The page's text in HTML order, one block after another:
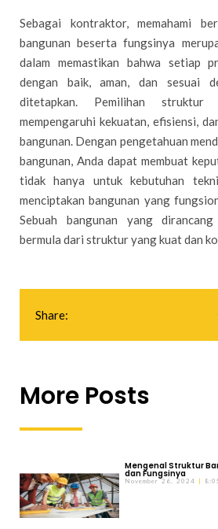
Sebagai kontraktor, memahami
bangunan beserta fungsinya
dalam memastikan bahwa setiap
dengan baik, aman, dan sesuai
ditetapkan. Pemilihan
mempengaruhi kekuatan, efisiensi,
bangunan. Dengan pengetahuan
bangunan, Anda dapat membuat
tidak hanya untuk kebutuhan
menciptakan bangunan yang
Sebuah bangunan yang
bermula dari struktur yang kuat dan
Share:
More Posts
Mengenal Struktur
dan Fungsinya
November 26, 2024